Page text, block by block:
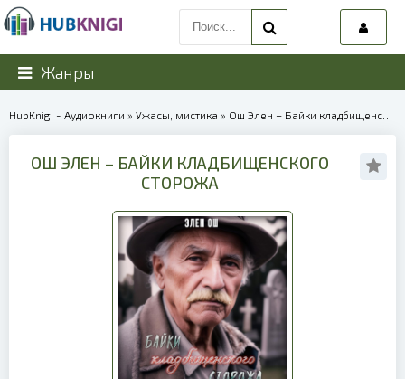
Жанры
HubKnigi - Аудиокниги » Ужасы, мистика » Ош Элен – Байки кладбищенского сторожа | 40208
ОШ ЭЛЕН – БАЙКИ КЛАДБИЩЕНСКОГО
СТОРОЖА